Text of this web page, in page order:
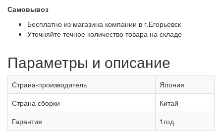
Самовывоз
Бесплатно из магазина компании в г.Егорьевск
Уточняйте точное количество товара на складе
Параметры и описание
Страна-производитель
Япония
Страна сборки
Китай
Гарантия
1год